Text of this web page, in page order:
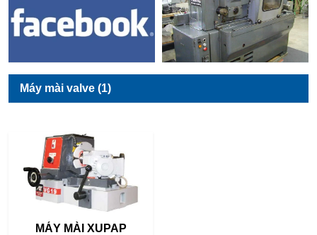
Máy mài valve (1)
MÁY MÀI XUPAP